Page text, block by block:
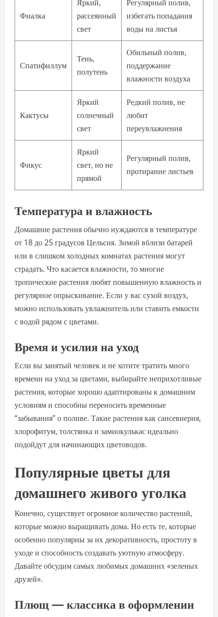
Фиалка
Яркий,
рассеянный
свет
Регулярный полив,
избегать попадания
воды на листья
Спатифиллум
Тень,
полутень
Обильный полив,
поддержание
влажности воздуха
Кактусы
Яркий
солнечный
свет
Редкий полив, не
любит
переувлажнения
Фикус
Яркий
свет, но не
прямой
Регулярный полив,
протирание листьев
Температура и влажность
Домашние растения обычно нуждаются в температуре
от 18 до 25 градусов Цельсия. Зимой вблизи батарей
или в слишком холодных комнатах растения могут
страдать. Что касается влажности, то многие
тропические растения любят повышенную влажность и
регулярное опрыскивание. Если у вас сухой воздух,
можно использовать увлажнитель или ставить емкости
с водой рядом с цветами.
Время и усилия на уход
Если вы занятый человек и не хотите тратить много
времени на уход за цветами, выбирайте неприхотливые
растения, которые хорошо адаптированы к домашним
условиям и способны переносить временные
“забывания” о поливе. Такие растения как сансевиерия,
хлорофитум, толстянка и замиокулькас идеально
подойдут для начинающих цветоводов.
Популярные цветы для
домашнего живого уголка
Конечно, существует огромное количество растений,
которые можно выращивать дома. Но есть те, которые
особенно популярны за их декоративность, простоту в
уходе и способность создавать уютную атмосферу.
Давайте обсудим самых любимых домашних «зеленых
друзей».
Плющ — классика в оформлении